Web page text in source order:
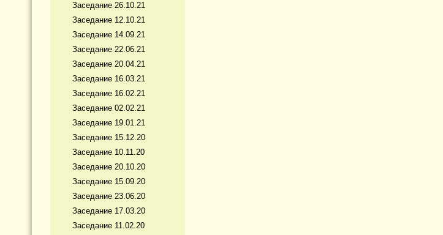
Заседание 26.10.21
Заседание 12.10.21
Заседание 14.09.21
Заседание 22.06.21
Заседание 20.04.21
Заседание 16.03.21
Заседание 16.02.21
Заседание 02.02.21
Заседание 19.01.21
Заседание 15.12.20
Заседание 10.11.20
Заседание 20.10.20
Заседание 15.09.20
Заседание 23.06.20
Заседание 17.03.20
Заседание 11.02.20